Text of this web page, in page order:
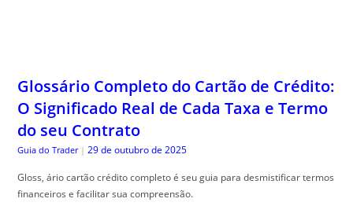
Glossário Completo do Cartão de Crédito:
O Significado Real de Cada Taxa e Termo
do seu Contrato
Guia do Trader | 29 de outubro de 2025
Gloss, ário cartão crédito completo é seu guia para desmistificar termos
financeiros e facilitar sua compreensão.